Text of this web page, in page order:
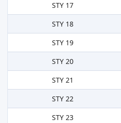
STY 17
STY 18
STY 19
STY 20
STY 21
STY 22
STY 23